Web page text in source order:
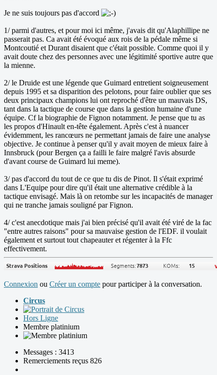
Je ne suis toujours pas d'accord
1/ parmi d'autres, et pour moi ici même, j'avais dit qu'Alaphillipe ne
passerait pas. Ca avait été évoqué aux rois de la pédale même si
Montcoutié et Durant disaient que c'était possible. Comme quoi il y
avait doute chez des personnes avec une légitimité sportive autre que
la mienne.
2/ le Druide est une légende que Guimard entretient soigneusement
depuis 1995 et sa disparition des pelotons, pour faire oublier que ses
deux principaux champions lui ont reproché d'être un mauvais DS,
tant dans la tactique de course que dans la gestion humaine d'une
équipe. Cf la biographie de Fignon notamment. Je pense que tu as
les propos d'Hinault en-tête également. Après c'est à nuancer
évidemment, les rancœurs ne permettant jamais de faire une analyse
objective. Je continue à penser qu'il y avait moyen de mieux faire à
Innsbruck (pour Bergen ça a failli le faire malgré l'avis absurde
d'avant course de Guimard lui meme).
3/ pas d'accord du tout de ce que tu dis de Pinot. Il s'était exprimé
dans L'Equipe pour dire qu'il était une alternative crédible à la
tactique envisagé. Mais là on retombe sur les incapacités de manager
qui ne tranche jamais souligné par Fignon.
4/ c'est anecdotique mais j'ai bien précisé qu'il avait été viré de la fac
"entre autres raisons" pour sa mauvaise gestion de l'EDF. il voulait
également et surtout tout chapeauter et régenter à la Ffc
effectivement.
Connexion ou Créer un compte pour participer à la conversation.
Circus
Hors Ligne
Membre platinium
Messages : 3413
Remerciements reçus 826